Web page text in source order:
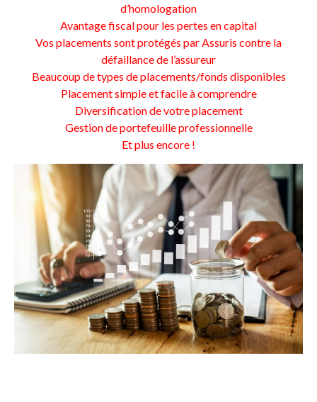
d’homologation
Avantage fiscal pour les pertes en capital
Vos placements sont protégés par Assuris contre la
défaillance de l’assureur
Beaucoup de types de placements/fonds disponibles
Placement simple et facile à comprendre
Diversification de votre placement
Gestion de portefeuille professionnelle
Et plus encore !